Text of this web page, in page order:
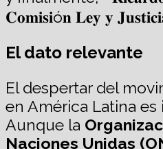
𝐂𝐨𝐦𝐢𝐬𝐢ó𝐧 𝐋𝐞𝐲 𝐲
El dato relevante
El despertar del
en América Latina
Aunque la
Naciones Unidas